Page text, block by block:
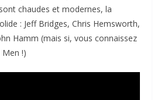
chaudes et modernes, la
: Jeff Bridges, Chris Hemsworth,
Hamm (mais si, vous connaissez
!)